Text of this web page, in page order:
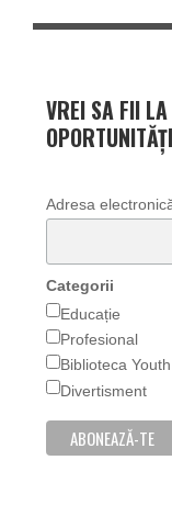
VREI SA FII
Adresa
Categorii
Educație
Profesional
Biblioteca Youth
Divertisment